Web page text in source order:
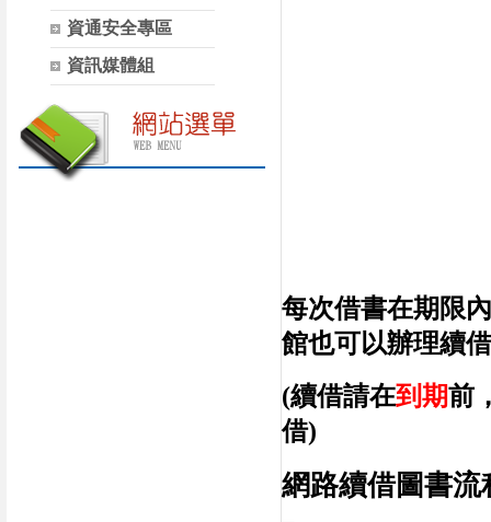
資通安全專區
資訊媒體組
每次借書在期限
館也可以辦理續
(續借請在到期前
借)
網路續借圖書流